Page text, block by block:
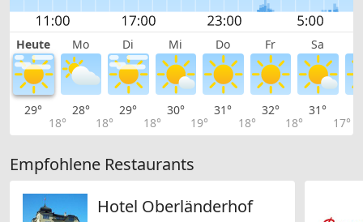
Heute Mo Di Mi Do Fr Sa
29°
18°
28°
18°
29°
18°
30°
19°
31°
18°
32°
18°
31°
17°
Empfohlene Restaurants
Hotel Oberländerhof